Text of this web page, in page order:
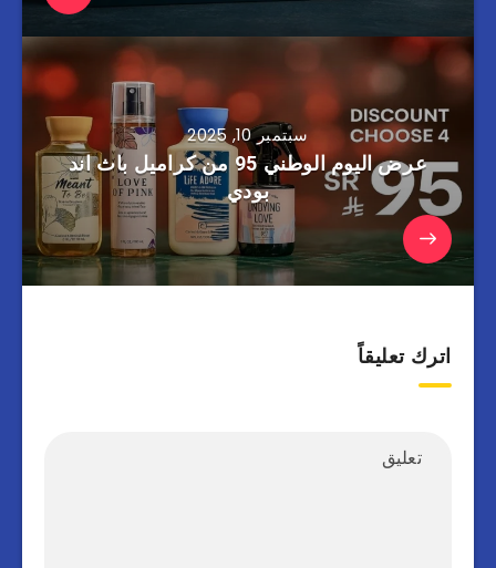
سبتمبر 10, 2025
عرض اليوم الوطني 95 من كراميل باث اند
بودي
اترك تعليقاً